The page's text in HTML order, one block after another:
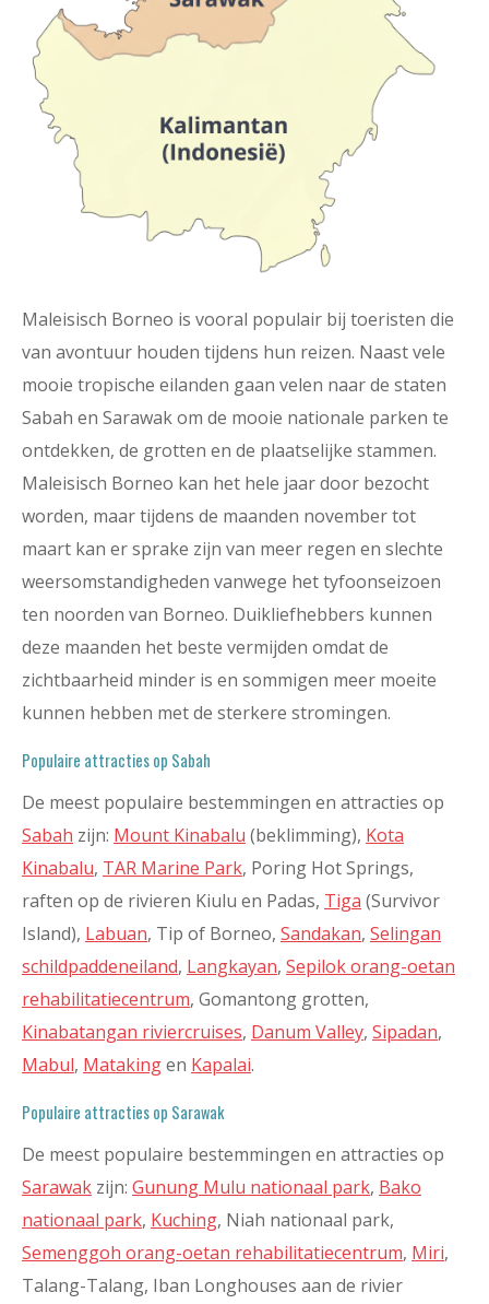
Maleisisch Borneo is vooral populair bij toeristen die
van avontuur houden tijdens hun reizen. Naast vele
mooie tropische eilanden gaan velen naar de staten
Sabah en Sarawak om de mooie nationale parken te
ontdekken, de grotten en de plaatselijke stammen.
Maleisisch Borneo kan het hele jaar door bezocht
worden, maar tijdens de maanden november tot
maart kan er sprake zijn van meer regen en slechte
weersomstandigheden vanwege het tyfoonseizoen
ten noorden van Borneo. Duikliefhebbers kunnen
deze maanden het beste vermijden omdat de
zichtbaarheid minder is en sommigen meer moeite
kunnen hebben met de sterkere stromingen.
Populaire attracties op Sabah
De meest populaire bestemmingen en attracties op
Sabah zijn: Mount Kinabalu (beklimming), Kota
Kinabalu, TAR Marine Park, Poring Hot Springs,
raften op de rivieren Kiulu en Padas, Tiga (Survivor
Island), Labuan, Tip of Borneo, Sandakan, Selingan
schildpaddeneiland, Langkayan, Sepilok orang-oetan
rehabilitatiecentrum, Gomantong grotten,
Kinabatangan riviercruises, Danum Valley, Sipadan,
Mabul, Matakingen Kapalai.
Populaire attracties op Sarawak
De meest populaire bestemmingen en attracties op
Sarawak zijn: Gunung Mulu nationaal park, Bako
nationaal park, Kuching, Niah nationaal park,
Semenggoh orang-oetan rehabilitatiecentrum, Miri,
Talang-Talang, Iban Longhouses aan de rivier